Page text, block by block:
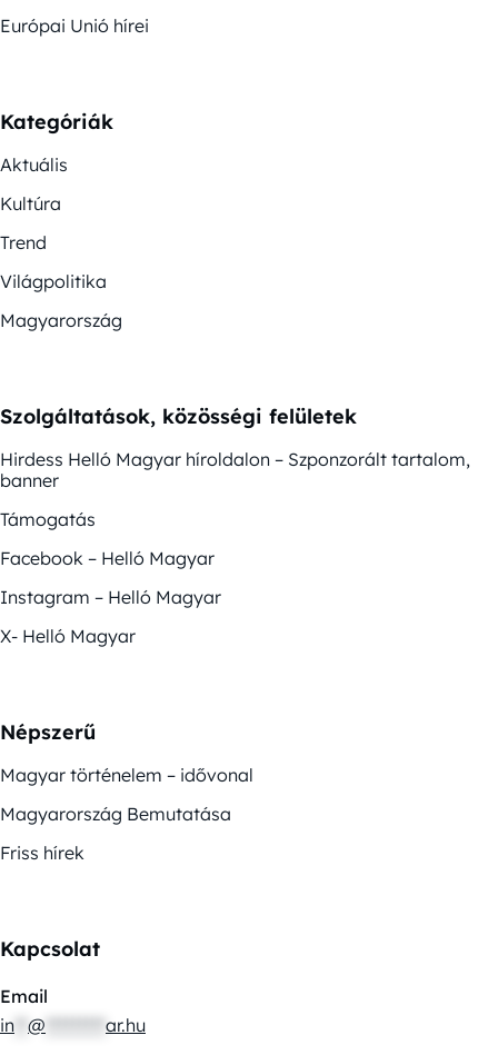
Európai Unió hírei
Kategóriák
Aktuális
Kultúra
Trend
Világpolitika
Magyarország
Szolgáltatások, közösségi felületek
Hirdess Helló Magyar híroldalon – Szponzorált tartalom,
banner
Támogatás
Facebook – Helló Magyar
Instagram – Helló Magyar
X- Helló Magyar
Népszerű
Magyar történelem – idővonal
Magyarország Bemutatása
Friss hírek
Kapcsolat
Email
in @ ar.hu